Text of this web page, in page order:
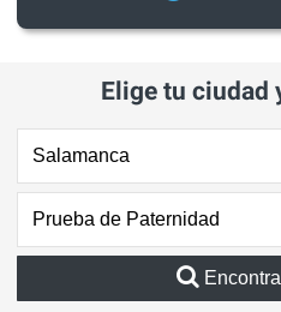
Elige tu ciudad